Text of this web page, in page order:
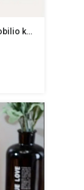
Dievų medienos prabangus automobilio kvapas